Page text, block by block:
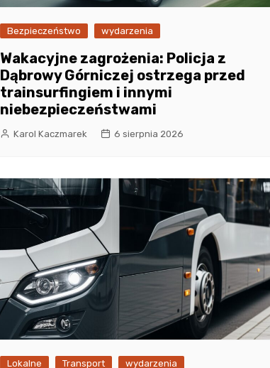
Bezpieczeństwo wydarzenia
Wakacyjne zagrożenia: Policja z
Dąbrowy Górniczej ostrzega przed
trainsurfingiem i innymi
niebezpieczeństwami
Karol Kaczmarek 6 sierpnia 2026
Lokalne Transport wydarzenia